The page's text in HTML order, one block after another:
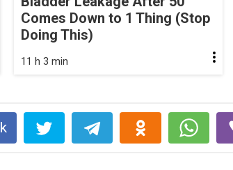
Comes Down to 1 Thing (Stop
Doing This)
11 h 3 min